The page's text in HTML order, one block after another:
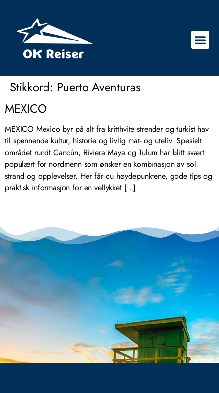
Stikkord: Puerto Aventuras
MEXICO
MEXICO Mexico byr på alt fra kritthvite strender og turkist hav
til spennende kultur, historie og livlig mat- og uteliv. Spesielt
området rundt Cancún, Riviera Maya og Tulum har blitt svært
populært for nordmenn som ønsker en kombinasjon av sol,
strand og opplevelser. Her får du høydepunktene, gode tips og
praktisk informasjon for en vellykket […]